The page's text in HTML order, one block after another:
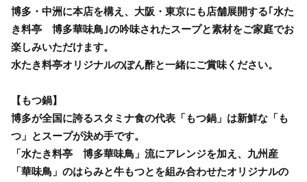
博多・中洲に本店を構え、大阪・東京にも店舗展開する｢水た
き料亭 博多華味鳥｣の吟味されたスープと素材をご家庭でお
楽しみいただけます。
水たき料亭オリジナルのぽん酢と一緒にご賞味ください。
【もつ鍋】
博多が全国に誇るスタミナ食の代表「もつ鍋」は新鮮な「も
つ」とスープが決め手です。
「水たき料亭 博多華味鳥」流にアレンジを加え、九州産
「華味鳥」のはらみと牛もつとを組み合わせたオリジナルの